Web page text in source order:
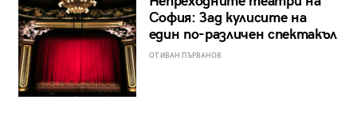
София: Зад кулисите на
един по-различен спектакъл
ОТ ИВАН ПЪРВАНОВ